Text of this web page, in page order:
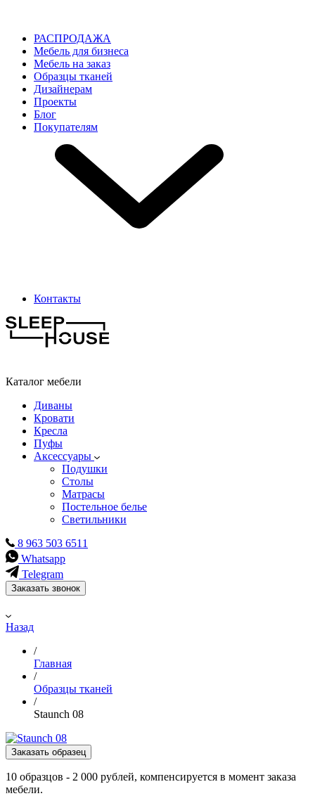
РАСПРОДАЖА
Мебель для бизнеса
Мебель на заказ
Образцы тканей
Дизайнерам
Проекты
Блог
Покупателям
Контакты
Каталог мебели
Диваны
Кровати
Кресла
Пуфы
Аксессуары
Подушки
Столы
Матрасы
Постельное белье
Светильники
8 963 503 6511
Whatsapp
Telegram
Заказать звонок
Назад
/
Главная
/
Образцы тканей
/
Staunch 08
Заказать образец
10 образцов - 2 000 рублей, компенсируется в момент заказа
мебели.